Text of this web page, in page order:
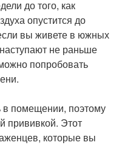
до того, как
опустится до
вы живете в южных
не раньше
попробовать
помещении, поэтому
прививкой. Этот
которые вы